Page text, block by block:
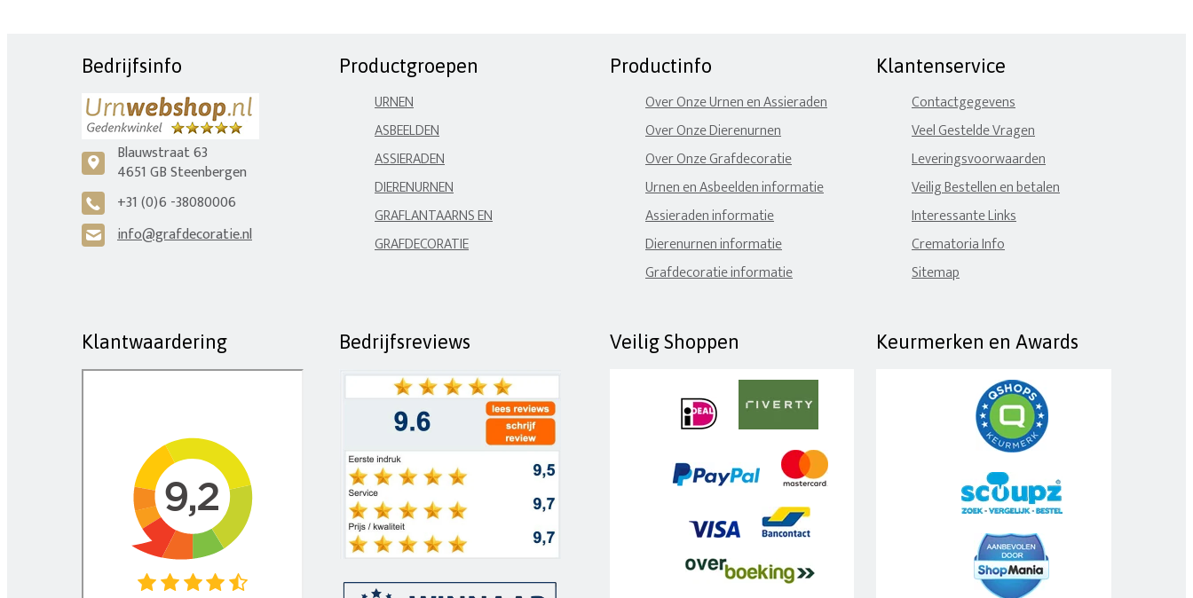
Bedrijfsinfo
c
Blauwstraat 63
4651 GB Steenbergen
A +31 (0)6 -38080006
H info@grafdecoratie.nl
Productgroepen
URNEN
ASBEELDEN
ASSIERADEN
DIERENURNEN
GRAFLANTAARNS EN
GRAFDECORATIE
Productinfo
Over Onze Urnen en Assieraden
Over Onze Dierenurnen
Over Onze Grafdecoratie
Urnen en Asbeelden informatie
Assieraden informatie
Dierenurnen informatie
Grafdecoratie informatie
Klantenservice
Contactgegevens
Veel Gestelde Vragen
Leveringsvoorwaarden
Veilig Bestellen en betalen
Interessante Links
Crematoria Info
Sitemap
Klantwaardering Bedrijfsreviews Veilig Shoppen Keurmerken en Awards